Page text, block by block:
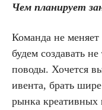
Чем планирует
Команда не
будем создавать
поводы. Хочется
ивента, брать
рынка креативных